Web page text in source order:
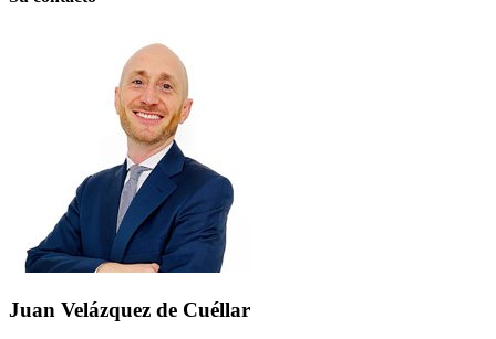
Juan Velázquez de Cuéllar